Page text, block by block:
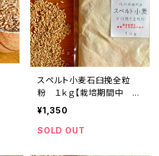
スペルト小麦石臼挽全粒
粉 １ｋｇ【栽培期間中 化
学肥料・農薬不使用】※レタ
ーパック配送
¥1,350
SOLD OUT